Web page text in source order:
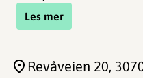
Les mer
Revåveien 20,